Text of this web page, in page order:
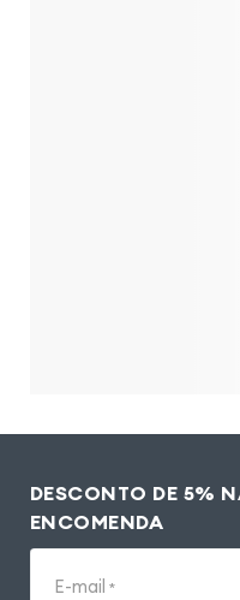
DESCONTO DE 5%
ENCOMENDA
E-mail *